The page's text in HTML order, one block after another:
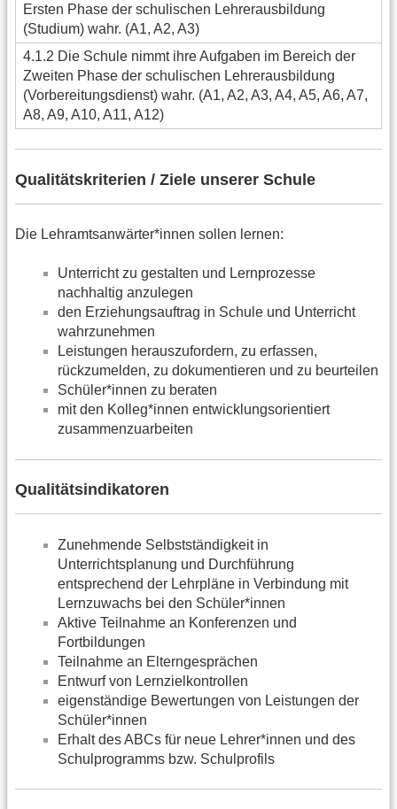
Ersten Phase der schulischen Lehrerausbildung
(Studium) wahr. (A1, A2, A3)
4.1.2 Die Schule nimmt ihre Aufgaben im Bereich der
Zweiten Phase der schulischen Lehrerausbildung
(Vorbereitungsdienst) wahr. (A1, A2, A3, A4, A5, A6, A7,
A8, A9, A10, A11, A12)
Qualitätskriterien / Ziele unserer Schule
Die Lehramtsanwärter*innen sollen lernen:
Unterricht zu gestalten und Lernprozesse
nachhaltig anzulegen
den Erziehungsauftrag in Schule und Unterricht
wahrzunehmen
Leistungen herauszufordern, zu erfassen,
rückzumelden, zu dokumentieren und zu beurteilen
Schüler*innen zu beraten
mit den Kolleg*innen entwicklungsorientiert
zusammenzuarbeiten
Qualitätsindikatoren
Zunehmende Selbstständigkeit in
Unterrichtsplanung und Durchführung
entsprechend der Lehrpläne in Verbindung mit
Lernzuwachs bei den Schüler*innen
Aktive Teilnahme an Konferenzen und
Fortbildungen
Teilnahme an Elterngesprächen
Entwurf von Lernzielkontrollen
eigenständige Bewertungen von Leistungen der
Schüler*innen
Erhalt des ABCs für neue Lehrer*innen und des
Schulprogramms bzw. Schulprofils